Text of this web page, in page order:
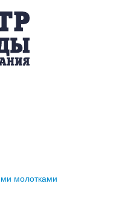
молотками